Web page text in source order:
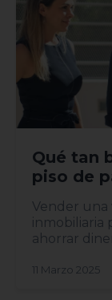
Qué tan
piso de
Vender una
inmobiliaria
ahorrar
11 Marzo 2025